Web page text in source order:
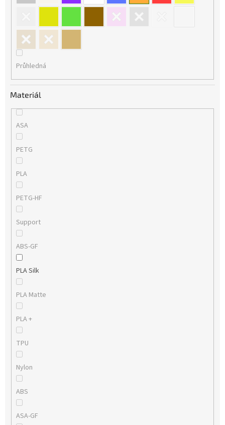
Průhledná
Materiál
ASA
PETG
PLA
PETG-HF
Support
ABS-GF
PLA Silk
PLA Matte
PLA +
TPU
Nylon
ABS
ASA-GF